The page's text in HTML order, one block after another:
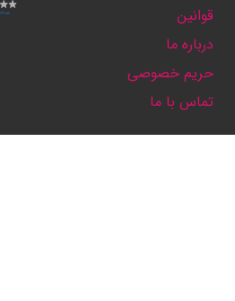
قوانین
درباره ما
حریم خصوصی
تماس با ما